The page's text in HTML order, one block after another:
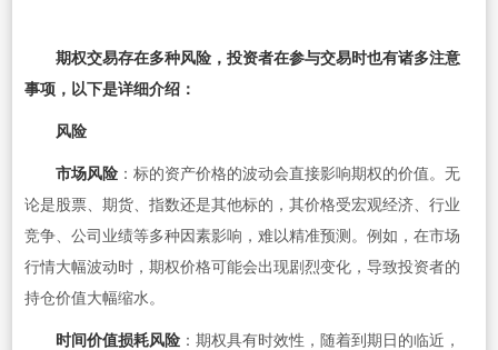
期权交易存在多种风险，投资者在参与交易时也有诸多注意
事项，以下是详细介绍：
风险
市场风险：标的资产价格的波动会直接影响期权的价值。无
论是股票、期货、指数还是其他标的，其价格受宏观经济、行业
竞争、公司业绩等多种因素影响，难以精准预测。例如，在市场
行情大幅波动时，期权价格可能会出现剧烈变化，导致投资者的
持仓价值大幅缩水。
时间价值损耗风险：期权具有时效性，随着到期日的临近，